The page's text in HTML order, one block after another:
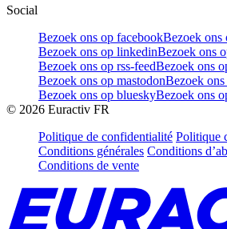
Social
Bezoek ons op facebookBezoek ons
Bezoek ons op linkedinBezoek ons
Bezoek ons op rss-feedBezoek ons
Bezoek ons op mastodonBezoek
Bezoek ons op blueskyBezoek ons
© 2026 Euractiv FR
Politique de confidentialité Politique
Conditions générales Conditions
Conditions de vente